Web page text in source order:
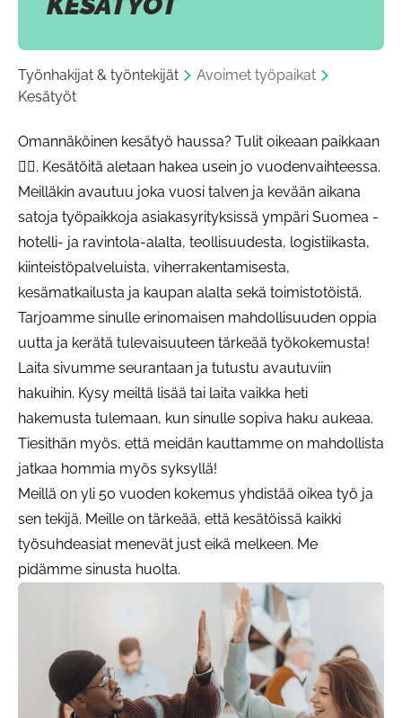
Työnhakijat & työntekijät
Avoimet työpaikat
Kesätyöt
Omannäköinen kesätyö haussa? Tulit oikeaan paikkaan
👍🏻. Kesätöitä aletaan hakea usein jo vuodenvaihteessa.
Meilläkin avautuu joka vuosi talven ja kevään aikana
satoja työpaikkoja asiakasyrityksissä ympäri Suomea -
hotelli- ja ravintola-alalta, teollisuudesta, logistiikasta,
kiinteistöpalveluista, viherrakentamisesta,
kesämatkailusta ja kaupan alalta sekä toimistotöistä.
Tarjoamme sinulle erinomaisen mahdollisuuden oppia
uutta ja kerätä tulevaisuuteen tärkeää työkokemusta!
Laita sivumme seurantaan ja tutustu avautuviin
hakuihin. Kysy meiltä lisää tai laita vaikka heti
hakemusta tulemaan, kun sinulle sopiva haku aukeaa.
Tiesithän myös, että meidän kauttamme on mahdollista
jatkaa hommia myös syksyllä!
Meillä on yli 50 vuoden kokemus yhdistää oikea työ ja
sen tekijä. Meille on tärkeää, että kesätöissä kaikki
työsuhdeasiat menevät just eikä melkeen. Me
pidämme sinusta huolta.